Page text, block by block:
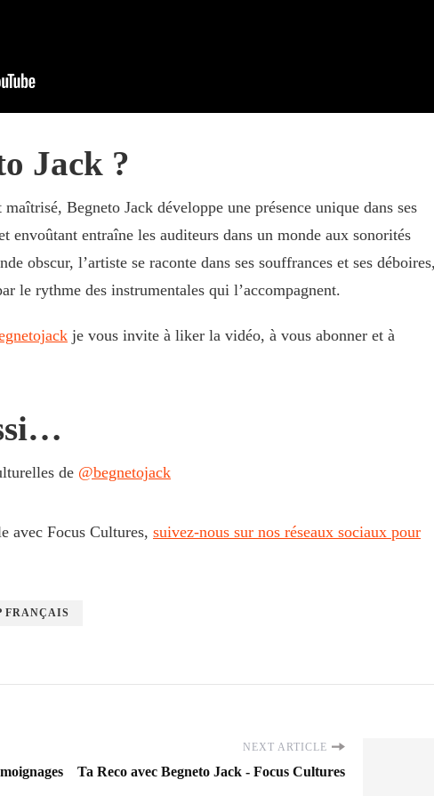
Jack ?
Begneto Jack développe une présence unique dans ses
envoûtant entraîne les auditeurs dans un monde aux sonorités
obscur, l’artiste se raconte dans ses souffrances et ses déboires,
le rythme des instrumentales qui l’accompagnent.
je vous invite à liker la vidéo, à vous abonner et à
de @begnetojack‬
avec Focus Cultures, suivez-nous sur nos réseaux sociaux pour
FRANÇAIS
NEXT ARTICLE
Ta Reco avec Begneto Jack - Focus Cultures